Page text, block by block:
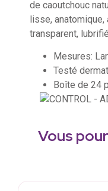
de caoutchouc
lisse,
transparent,
Mesures:
Testé
Boîte de 24
Vous